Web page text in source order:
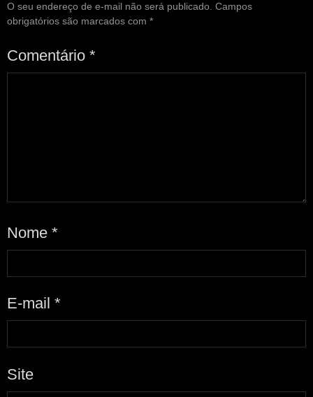
O seu endereço de e-mail não será publicado. Campos
obrigatórios são marcados com *
Comentário *
Nome *
E-mail *
Site